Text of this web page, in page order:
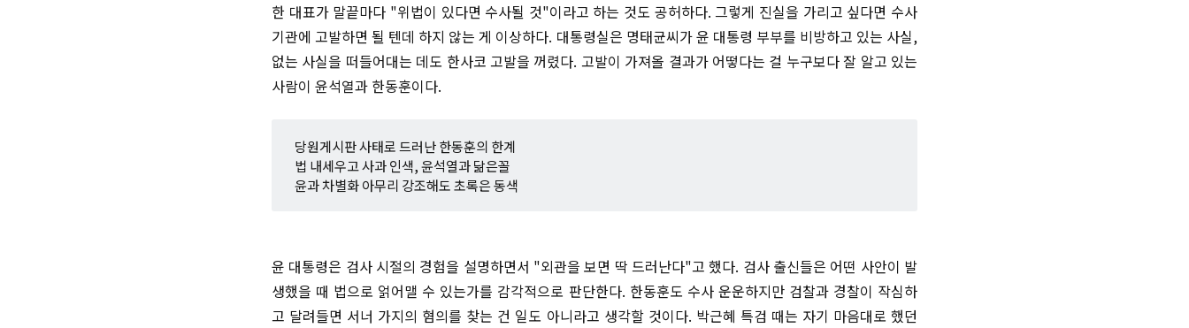
한 대표가 말끝마다 "위법이 있다면 수사될 것"이라고 하는 것도 공허하다. 그렇게 진실을 가리고 싶다면 수사
기관에 고발하면 될 텐데 하지 않는 게 이상하다. 대통령실은 명태균씨가 윤 대통령 부부를 비방하고 있는 사실,
없는 사실을 떠들어대는 데도 한사코 고발을 꺼렸다. 고발이 가져올 결과가 어떻다는 걸 누구보다 잘 알고 있는
사람이 윤석열과 한동훈이다.
당원게시판 사태로 드러난 한동훈의 한계
법 내세우고 사과 인색, 윤석열과 닮은꼴
윤과 차별화 아무리 강조해도 초록은 동색
윤 대통령은 검사 시절의 경험을 설명하면서 "외관을 보면 딱 드러난다"고 했다. 검사 출신들은 어떤 사안이 발
생했을 때 법으로 얽어맬 수 있는가를 감각적으로 판단한다. 한동훈도 수사 운운하지만 검찰과 경찰이 작심하
고 달려들면 서너 가지의 혐의를 찾는 건 일도 아니라고 생각할 것이다. 박근혜 특검 때는 자기 마음대로 했던